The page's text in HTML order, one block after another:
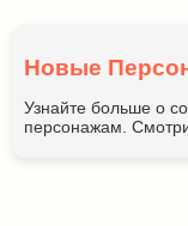
Новые
Узнайте больше о
персонажам.